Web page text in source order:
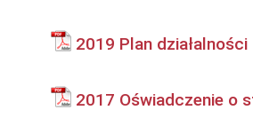
2019 Plan działalności
2017 Oświadczenie o